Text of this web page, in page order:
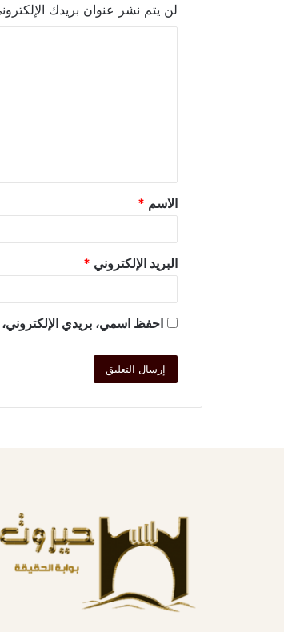
لن يتم نشر عنوان بريدك
الاسم *
البريد الإلكتروني *
احفظ اسمي، بريدي